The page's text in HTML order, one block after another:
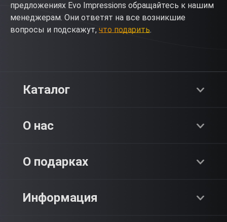
предложениях Evo Impressions обращайтесь к нашим
менеджерам. Они ответят на все возникшие
вопросы и подскажут, что подарить.
Каталог
О нас
О компании
О подарках
Как это работает?
Информация